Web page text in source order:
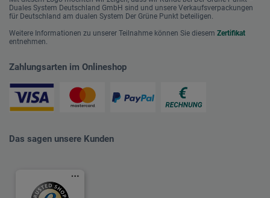
Duales System Deutschland GmbH sind und unsere Verkaufsverpackungen
für Deutschland am dualen System Der Grüne Punkt beteiligen.
Weitere Informationen zu unserer Teilnahme können Sie diesem Zertifikat
entnehmen.
Zahlungsarten im Onlineshop
Das sagen unsere Kunden